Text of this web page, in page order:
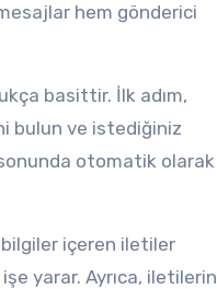
hem gönderici
basittir. İlk adım,
bulun ve istediğiniz
otomatik olarak
bilgiler içeren iletiler
yarar. Ayrıca, iletilerin